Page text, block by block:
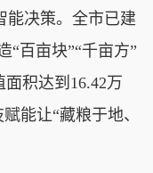
能决策。全市已建
“百亩块”“千亩方”
积达到16.42万
能让“藏粮于地、